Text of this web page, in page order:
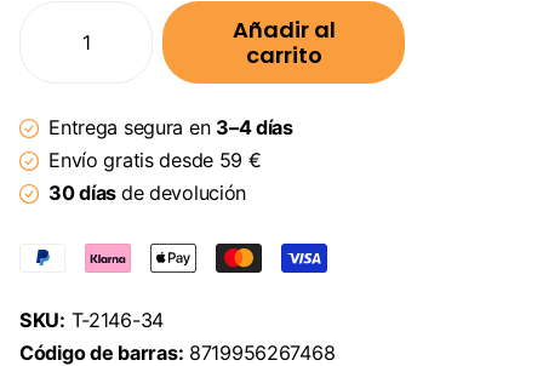
Añadir al
carrito
Entrega segura en 3–4 días
Envío gratis desde 59 €
30 días de devolución
SKU: T-2146-34
Código de barras: 8719956267468